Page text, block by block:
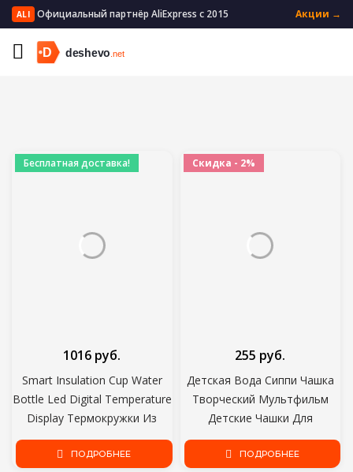
ALI Официальный партнёр AliExpress с 2015 Акции →
Главная Мать и ребенок
Бесплатная доставка!
Smart Insulation Cup Water
Bottle Led Digital Temperature
Display Термокружки Из
Нержавеющей Стали
Интеллектуальные
1016 руб.
ПОДРОБНЕЕ
Скидка - 2%
Детская Вода Сиппи Чашка
Творческий Мультфильм
Детские Чашки Для
Кормления с Соломинками
Герметичные Бутылки Для
255 руб.
ПОДРОБНЕЕ